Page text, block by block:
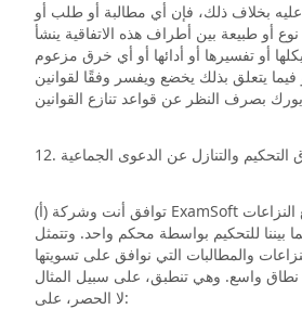
بخلاف ذلك، فإن أي مطالبة أو طلب أو
أو طبيعة بين أطراف هذه الاتفاقية ينشأ
أو تفسيرها أو أدائها أو أي خرق مزعوم
فيما يتعلق بذلك يخضع ويفسر وفقًا لقوانين
(أ) توافق أنت وشركة ExamSoft على إحالة جميع النزاعات
بيننا للتحكيم بواسطة محكم واحد. وتتمثل
والمطالبات التي نوافق على تسويتها
واسع. وهي تنطبق، على سبيل المثال
لا الحصر، على: